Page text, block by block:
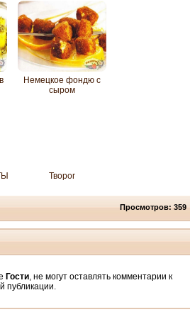
Немецкое фондю с
сыром
Творог
Просмотров: 359
Гости, не могут оставлять комментарии к
публикации.